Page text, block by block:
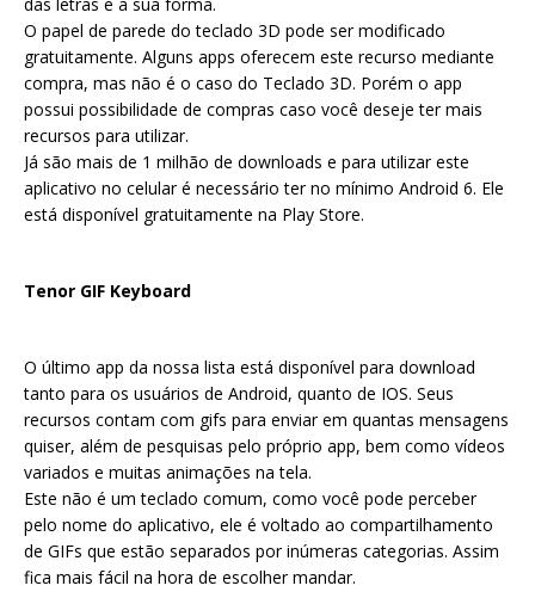
O papel de parede do teclado 3D pode ser modificado
gratuitamente. Alguns apps oferecem este recurso mediante
compra, mas não é o caso do Teclado 3D. Porém o app
possui possibilidade de compras caso você deseje ter mais
recursos para utilizar.
Já são mais de 1 milhão de downloads e para utilizar este
aplicativo no celular é necessário ter no mínimo Android 6. Ele
está disponível gratuitamente na Play Store.
Tenor GIF Keyboard
O último app da nossa lista está disponível para download
tanto para os usuários de Android, quanto de IOS. Seus
recursos contam com gifs para enviar em quantas mensagens
quiser, além de pesquisas pelo próprio app, bem como vídeos
variados e muitas animações na tela.
Este não é um teclado comum, como você pode perceber
pelo nome do aplicativo, ele é voltado ao compartilhamento
de GIFs que estão separados por inúmeras categorias. Assim
fica mais fácil na hora de escolher mandar.